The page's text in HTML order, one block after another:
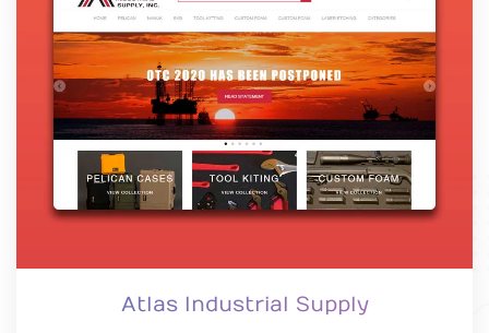
Atlas Industrial Supply